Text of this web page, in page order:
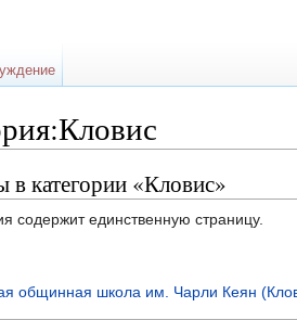
в категории «Кловис»
содержит единственную страницу.
общинная школа им. Чарли Кeян